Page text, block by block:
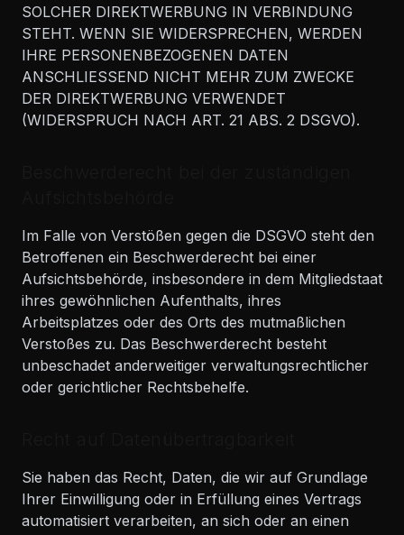
SOLCHER DIREKTWERBUNG IN VERBINDUNG
STEHT. WENN SIE WIDERSPRECHEN, WERDEN
IHRE PERSONENBEZOGENEN DATEN
ANSCHLIESSEND NICHT MEHR ZUM ZWECKE
DER DIREKTWERBUNG VERWENDET
(WIDERSPRUCH NACH ART. 21 ABS. 2 DSGVO).
Im Falle von Verstößen gegen die DSGVO steht den
Betroffenen ein Beschwerderecht bei einer
Aufsichtsbehörde, insbesondere in dem Mitgliedstaat
ihres gewöhnlichen Aufenthalts, ihres
Arbeitsplatzes oder des Orts des mutmaßlichen
Verstoßes zu. Das Beschwerderecht besteht
unbeschadet anderweitiger verwaltungsrechtlicher
oder gerichtlicher Rechtsbehelfe.
Sie haben das Recht, Daten, die wir auf Grundlage
Ihrer Einwilligung oder in Erfüllung eines Vertrags
automatisiert verarbeiten, an sich oder an einen